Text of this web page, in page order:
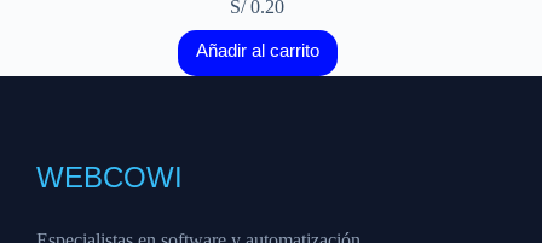
S/0.20
Añadir al carrito
WEBCOWI